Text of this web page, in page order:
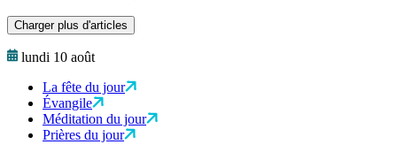
Charger plus d'articles
lundi 10 août
La fête du jour
Évangile
Méditation du jour
Prières du jour